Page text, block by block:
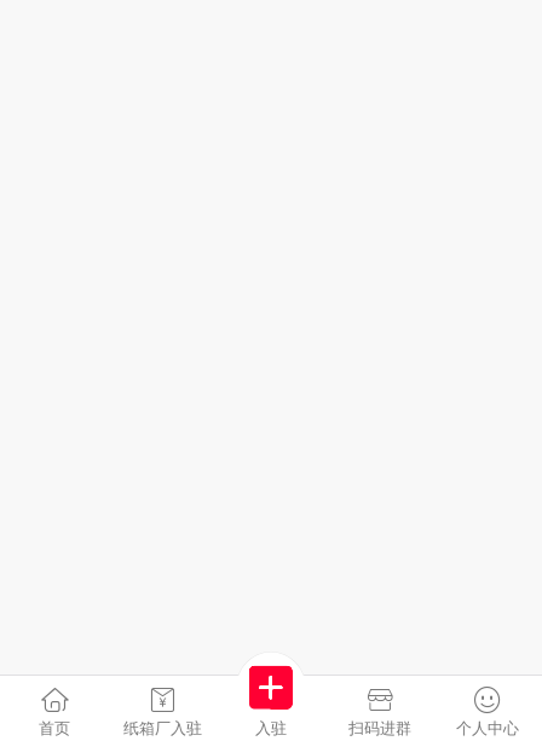
首页 纸箱厂入驻 入驻 扫码进群 个人中心